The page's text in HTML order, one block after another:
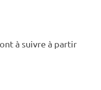
à suivre à partir